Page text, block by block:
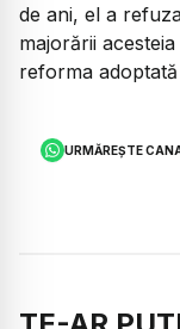
de ani, el a
majorării
reforma
URMĂREȘTE